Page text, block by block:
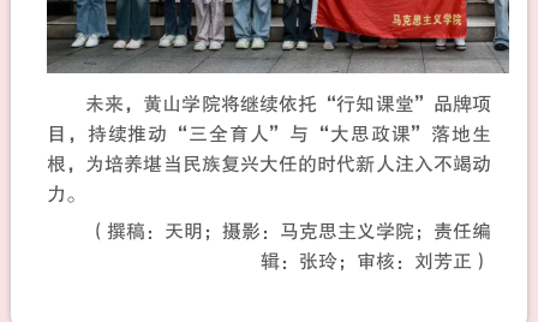
未来，黄山学院将继续依托“行知课堂”品牌项
目，持续推动“三全育人”与“大思政课”落地生
根，为培养堪当民族复兴大任的时代新人注入不竭动
力。
（撰稿：天明；摄影：马克思主义学院；责任编
辑：张玲；审核：刘芳正）